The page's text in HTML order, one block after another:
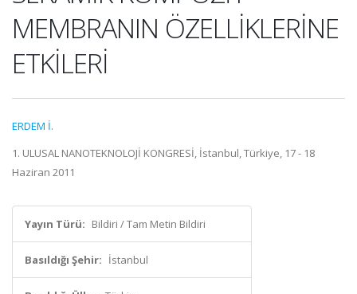
MEMBRANIN ÖZELLİKLERİNE
ETKİLERİ
ERDEM İ.
1. ULUSAL NANOTEKNOLOJİ KONGRESİ, İstanbul, Türkiye, 17 - 18
Haziran 2011
Yayın Türü: Bildiri / Tam Metin Bildiri
Basıldığı Şehir: İstanbul